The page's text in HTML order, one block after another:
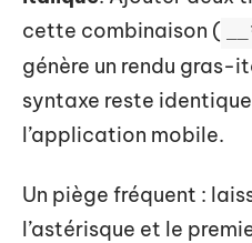
cette combinaison (
génère un rendu gras-
syntaxe reste
l’application mobile.
Un piège fréquent :
l’astérisque et le